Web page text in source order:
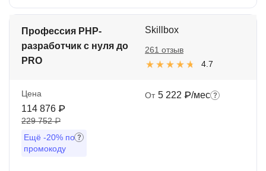
Профессия PHP-
разработчик с нуля до
PRO
Skillbox
4.7
261 отзыв
Цена
114 876 ₽
229 752 ₽
Ещё -20% по
промокоду
От 5 222 ₽/мес